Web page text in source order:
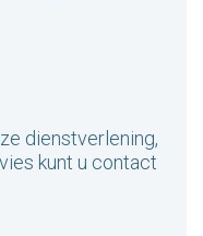
dienstverlening,
kunt u contact